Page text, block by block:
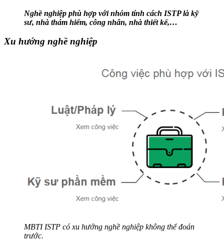
Nghề nghiệp phù hợp với nhóm tính cách ISTP là kỹ
sư, nhà thám hiểm, công nhân, nhà thiết kế,…
Xu hướng nghề nghiệp
MBTI ISTP có xu hướng nghề nghiệp không thể đoán
trước.